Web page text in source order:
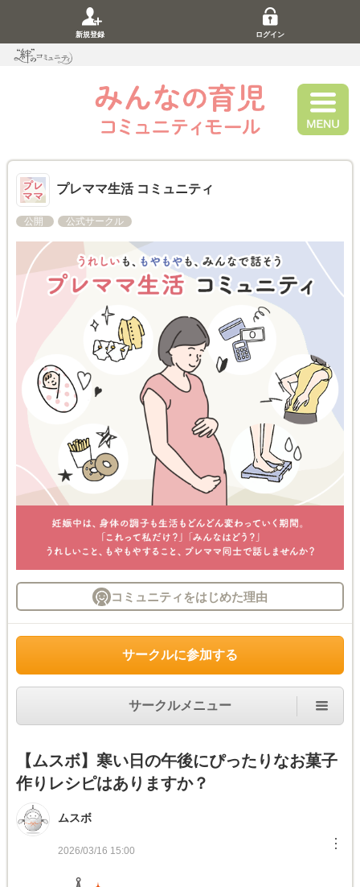
新規登録 ログイン
プレママ生活 コミュニティ
公開 公式サークル
コミュニティをはじめた理由
サークルに参加する
サークルメニュー
【ムスボ】寒い日の午後にぴったりなお菓子
作りレシピはありますか？
ムスボ
2026/03/16 15:00 ︙